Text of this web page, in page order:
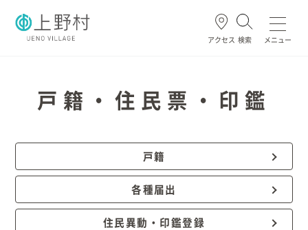
アクセス 検索 メニュー
住民票・戸籍 妊娠・出産 高齢・介護
ホーム
戸籍・住民票・印鑑
戸籍
各種届出
住民異動・印鑑登録